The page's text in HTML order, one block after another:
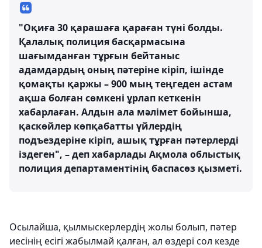
"Оқиға 30 қарашаға қараған түні болды.
Қалалық полиция басқармасына
шағымданған тұрғын бейтаныс
адамдардың оның пәтеріне кіріп, ішінде
қомақты қаржы – 900 мың теңгеден астам
ақша болған сөмкені ұрлап кеткенін
хабарлаған. Алдын ала мәлімет бойынша,
қаскөйлер көпқабатты үйлердің
подъездеріне кіріп, ашық тұрған пәтерлерді
іздеген", – деп хабарлады Ақмола облыстық
полиция департаментінің баспасөз қызметі.
Осылайша, қылмыскерлердің жолы болып, пәтер
иесінің есігі жабылмай қалған, ал өздері сол кезде